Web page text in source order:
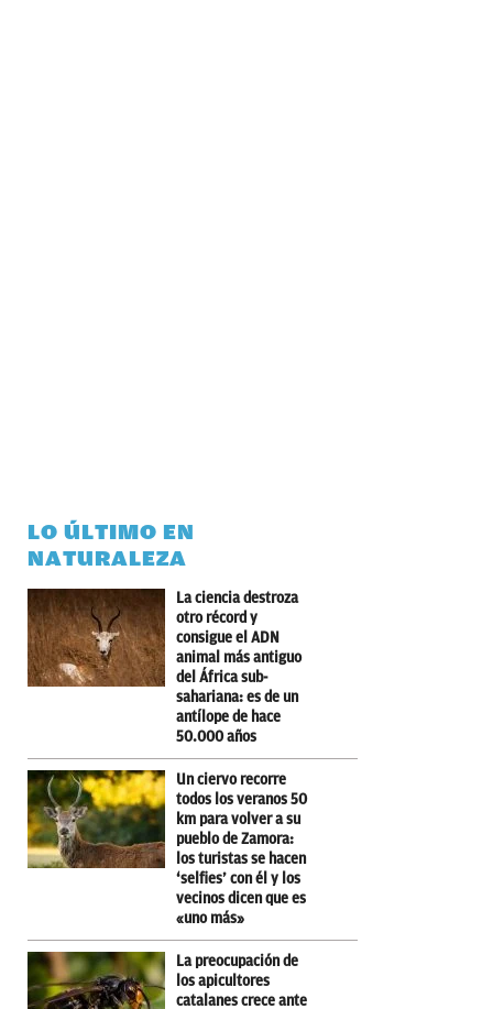
LO ÚLTIMO EN
NATURALEZA
La ciencia destroza
otro récord y
consigue el ADN
animal más antiguo
del África sub-
sahariana: es de un
antílope de hace
50.000 años
Un ciervo recorre
todos los veranos 50
km para volver a su
pueblo de Zamora:
los turistas se hacen
‘selfies’ con él y los
vecinos dicen que es
«uno más»
La preocupación de
los apicultores
catalanes crece ante